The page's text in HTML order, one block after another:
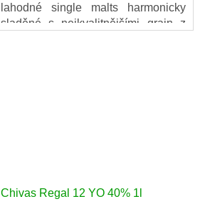
lahodné single malts harmonicky
sladěné s nejkvalitnějšími grain z
Chivas Regal 12 YO 40% 1l